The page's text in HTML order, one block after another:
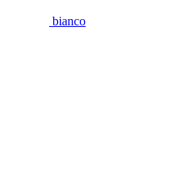
bianco